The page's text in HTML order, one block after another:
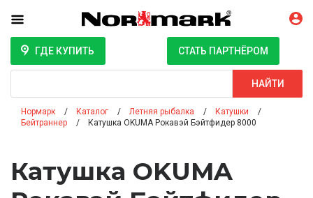
ГДЕ КУПИТЬ СТАТЬ ПАРТНЁРОМ
НАЙТИ
Нормарк Каталог Летняя рыбалка
Катушки
Бейтраннер
Катушка OKUMA Рокавэй Бэйтфидер 8000
Катушка OKUMA